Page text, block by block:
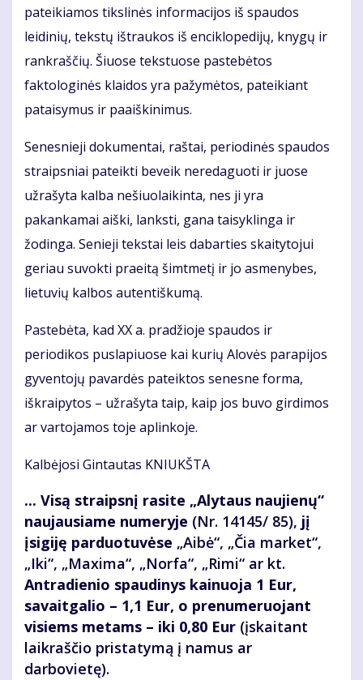
pateikiamos tikslinės informacijos iš spaudos
leidinių, tekstų ištraukos iš enciklopedijų, knygų ir
rankraščių. Šiuose tekstuose pastebėtos
faktologinės klaidos yra pažymėtos, pateikiant
pataisymus ir paaiškinimus.
Senesnieji dokumentai, raštai, periodinės spaudos
straipsniai pateikti beveik neredaguoti ir juose
užrašyta kalba nešiuolaikinta, nes ji yra
pakankamai aiški, lanksti, gana taisyklinga ir
žodinga. Senieji tekstai leis dabarties skaitytojui
geriau suvokti praeitą šimtmetį ir jo asmenybes,
lietuvių kalbos autentiškumą.
Pastebėta, kad XX a. pradžioje spaudos ir
periodikos puslapiuose kai kurių Alovės parapijos
gyventojų pavardės pateiktos senesne forma,
iškraipytos – užrašyta taip, kaip jos buvo girdimos
ar vartojamos toje aplinkoje.
Kalbėjosi Gintautas KNIUKŠTA
... Visą straipsnį rasite „Alytaus naujienų“
naujausiame numeryje (Nr. 14145/ 85), jį
įsigiję parduotuvėse „Aibė“, „Čia market“,
„Iki“, „Maxima“, „Norfa“, „Rimi“ ar kt.
Antradienio spaudinys kainuoja 1 Eur,
savaitgalio – 1,1 Eur, o prenumeruojant
visiems metams – iki 0,80 Eur (įskaitant
laikraščio pristatymą į namus ar
darbovietę).